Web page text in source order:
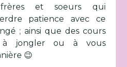
et soeurs qui
patience avec ce
; ainsi que des cours
à jongler ou à vous
😉